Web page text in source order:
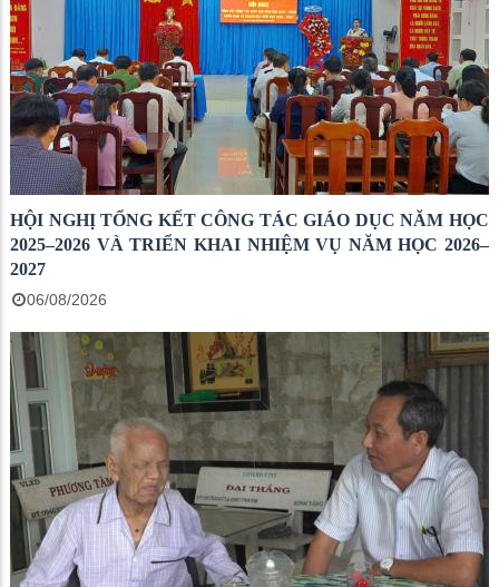
HỘI NGHỊ TỔNG KẾT CÔNG TÁC GIÁO DỤC NĂM HỌC
2025–2026 VÀ TRIỂN KHAI NHIỆM VỤ NĂM HỌC 2026–
2027
06/08/2026